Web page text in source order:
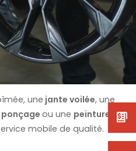
unejante voilée, une
ponçageou une peinture de
mobile de qualité.